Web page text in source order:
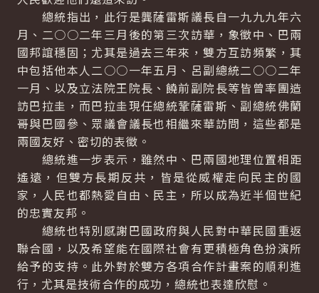
總統指出，此行是龔薩雷斯議長自一九九九年六
月、二○○二年三月後的第三次訪華，象徵中、巴兩
國邦誼穩固；尤其是過去三年來，雙方互訪頻繁，其
中包括他本人二○○一年五月、呂副總統二○○二年
一月、以及立法院王院長、饒前副院長等皆曾率團造
訪巴拉圭，而巴拉圭現任總統鞏薩雷斯、副總統佛蘭
哥與巴國參、眾議會議長也相繼來華訪問，這些都是
兩國友好、密切的表徵。
總統進一步表示，雖然中、巴兩國地理位置相距
遙遠，但雙方長期反共，皆是從威權走向民主的國
家，人民也都熱愛自由、民主，所以成為近半個世紀
的忠實友邦。
總統也特別感謝巴國政府與人民對中華民國重返
聯合國，以及希望能在國際社會有更積極角色扮演所
給予的支持。此外對於雙方各項合作計畫案的順利進
行，尤其是技術合作的成功，總統也表達欣慰。